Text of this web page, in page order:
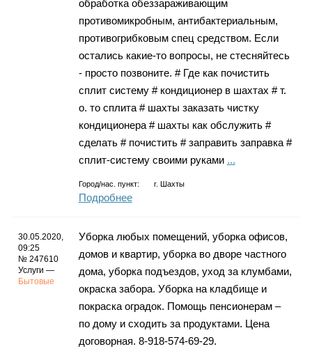
обработка обеззараживающим
противомикробным, антибактериальным,
противогрибковым спец средством. Если
остались какие-то вопросы, не стесняйтесь
- просто позвоните. # Где как почистить
сплит систему # кондиционер в шахтах # т.
о. то сплита # шахты заказать чистку
кондиционера # шахты как обслужить #
сделать # почистить # заправить заправка #
сплит-систему своими руками ...
Город/нас. пункт: г. Шахты
Подробнее
30.05.2020,
09:25
№ 247610
Услуги —
Бытовые
Уборка любых помещений, уборка офисов,
домов и квартир, уборка во дворе частного
дома, уборка подъездов, уход за клумбами,
окраска забора. Уборка на кладбище и
покраска оградок. Помощь пенсионерам –
по дому и сходить за продуктами. Цена
договорная. 8-918-574-69-29.